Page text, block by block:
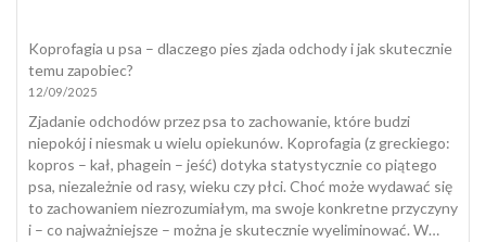
się
Koprofagia u psa – dlaczego pies zjada odchody i jak skutecznie
temu zapobiec?
12/09/2025
Zjadanie odchodów przez psa to zachowanie, które budzi
niepokój i niesmak u wielu opiekunów. Koprofagia (z greckiego:
kopros – kał, phagein – jeść) dotyka statystycznie co piątego
psa, niezależnie od rasy, wieku czy płci. Choć może wydawać się
to zachowaniem niezrozumiałym, ma swoje konkretne przyczyny
i – co najważniejsze – można je skutecznie wyeliminować. W…